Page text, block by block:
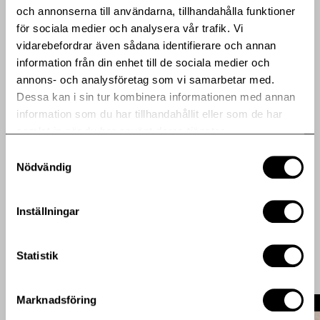
och annonserna till användarna, tillhandahålla funktioner
för sociala medier och analysera vår trafik. Vi
vidarebefordrar även sådana identifierare och annan
information från din enhet till de sociala medier och
annons- och analysföretag som vi samarbetar med.
Dessa kan i sin tur kombinera informationen med annan
information som du har tillhandahållit eller som de har
samlat in när du har använt deras tjänster.
Nödvändig
Inställningar
Statistik
Marknadsföring
Dela artikeln med en vän eller ditt nätverk
Bifogade filer
Release (pdf)
Spadtag Tullinge (jpg)
Fler pressmeddelanden